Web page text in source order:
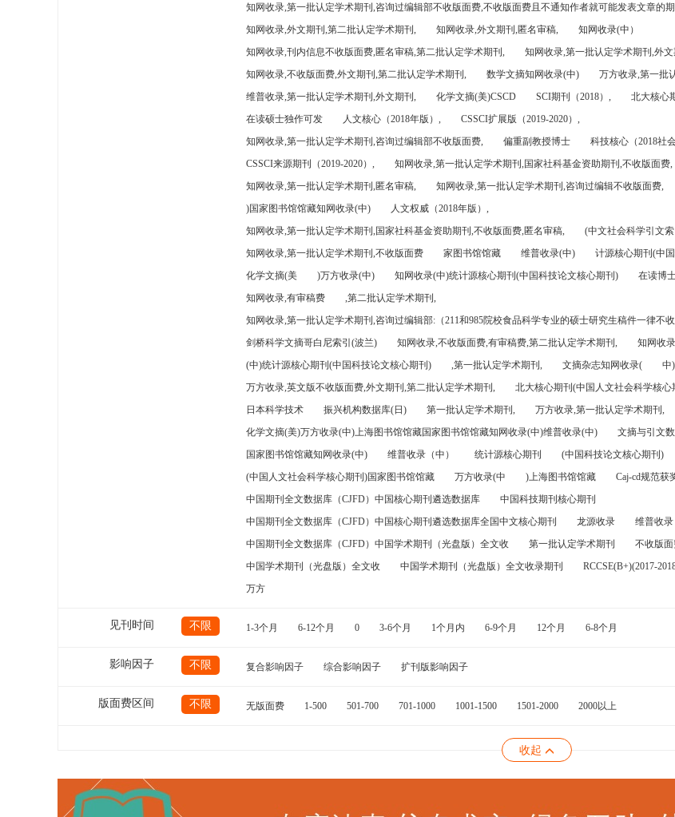
知网收录,第一批认定学术期刊,咨询过编辑部不收版面费,不收版面费且不通知作者就可能发表文章的
知网收录,外文期刊,第二批认定学术期刊,
知网收录,外文期刊,匿名审稿,
知网收录(中）
知网收录,刊内信息不收版面费,匿名审稿,第二批认定学术期刊,
知网收录,第一批认定学术期刊,外文
知网收录,不收版面费,外文期刊,第二批认定学术期刊,
数学文摘知网收录(中)
万方收录,第一批
维普收录,第一批认定学术期刊,外文期刊,
化学文摘(美)CSCD SCI期刊（2018）,
北大核心
在读硕士独作可发
人文核心（2018年版）,
CSSCI扩展版（2019-2020）,
知网收录,第一批认定学术期刊,咨询过编辑部不收版面费,
偏重副教授博士
科技核心（2018社
CSSCI来源期刊（2019-2020）,
知网收录,第一批认定学术期刊,国家社科基金资助期刊,不收版面费,
知网收录,第一批认定学术期刊,匿名审稿,
知网收录,第一批认定学术期刊,咨询过编辑不收版面费,
)国家图书馆馆藏知网收录(中)
人文权威（2018年版）,
知网收录,第一批认定学术期刊,国家社科基金资助期刊,不收版面费,匿名审稿,
(中文社会科学引文
知网收录,第一批认定学术期刊,不收版面费
家图书馆馆藏 维普收录(中)
计源核心期刊(中
化学文摘(美
)万方收录(中) 知网收录(中)统计源核心期刊(中国科技论文核心期刊) 在读博
知网收录,有审稿费
,第二批认定学术期刊,
知网收录,第一批认定学术期刊,咨询过编辑部:（211和985院校食品科学专业的硕士研究生稿件一律不
剑桥科学文摘哥白尼索引(波兰)
知网收录,不收版面费,有审稿费,第二批认定学术期刊,
知网收录
(中)统计源核心期刊(中国科技论文核心期刊)
,第一批认定学术期刊, 文摘杂志知网收录(
中)
万方收录,英文版不收版面费,外文期刊,第二批认定学术期刊,
北大核心期刊(中国人文社会科学核
日本科学技术
振兴机构数据库(日) 第一批认定学术期刊,
万方收录,第一批认定学术期刊,
化学文摘(美)万方收录(中)上海图书馆馆藏国家图书馆馆藏知网收录(中)维普收录(中)
文摘与引文
国家图书馆馆藏知网收录(中)
维普收录（中） 统计源核心期刊 (中国科技论文核心期刊)
(中国人文社会科学核心期刊)国家图书馆馆藏
万方收录(中 )上海图书馆馆藏 Caj-cd规范获
中国期刊全文数据库（CJFD）中国核心期刊遴选数据库
中国科技期刊核心期刊
中国期刊全文数据库（CJFD）中国核心期刊遴选数据库全国中文核心期刊
龙源收录
维普收录
中国期刊全文数据库（CJFD）中国学术期刊（光盘版）全文收
第一批认定学术期刊 不收版
中国学术期刊（光盘版）全文收
中国学术期刊（光盘版）全文收录期刊 RCCSE(B+)(2017-
万方
见刊时间 不限 1-3个月 6-12个月 0 3-6个月 1个月内 6-9个月 12个月 6-8个月
影响因子 不限 复合影响因子 综合影响因子 扩刊版影响因子
版面费区间 不限 无版面费 1-500 501-700 701-1000 1001-1500 1501-2000 2000以上
收起